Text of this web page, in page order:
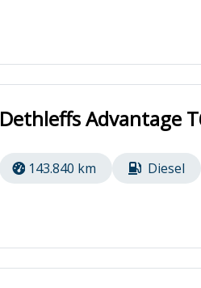
Dethleffs Advantage
143.840 km Diesel